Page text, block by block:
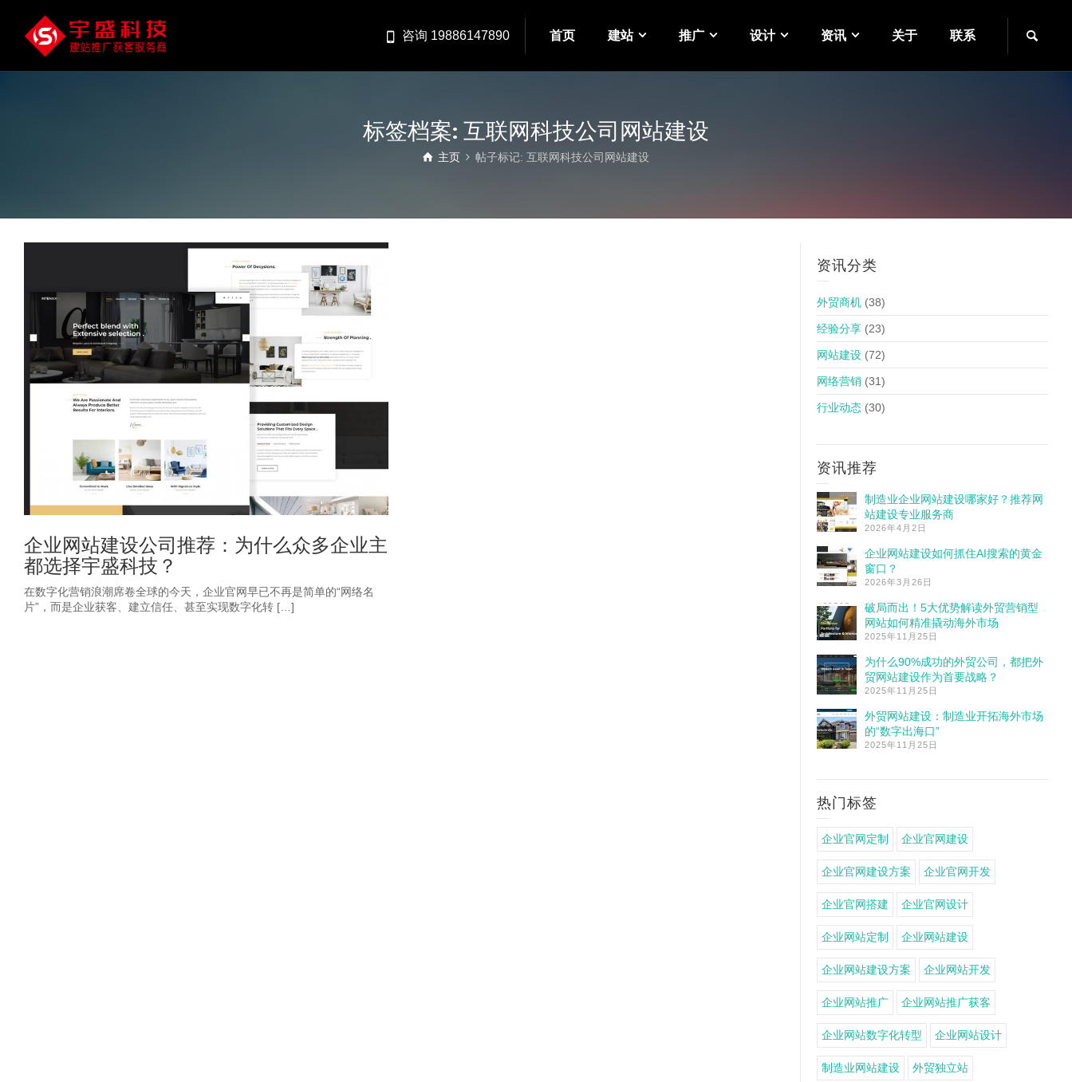
咨询 19886147890 首页 建站 推广 设计 资讯 关于 联系
标签档案: 互联网科技公司网站建设
主页 帖子标记: 互联网科技公司网站建设
企业网站建设公司推荐：为什么众多企业主
都选择宇盛科技？
在数字化营销浪潮席卷全球的今天，企业官网早已不再是简单的“网络名
片”，而是企业获客、建立信任、甚至实现数字化转 […]
资讯分类
外贸商机 (38)
经验分享 (23)
网站建设 (72)
网络营销 (31)
行业动态 (30)
资讯推荐
制造业企业网站建设哪家好？推荐网
站建设专业服务商
2026年4月2日
企业网站建设如何抓住AI搜索的黄金
窗口？
2026年3月26日
破局而出！5大优势解读外贸营销型
网站如何精准撬动海外市场
2025年11月25日
为什么90%成功的外贸公司，都把外
贸网站建设作为首要战略？
2025年11月25日
外贸网站建设：制造业开拓海外市场
的“数字出海口”
2025年11月25日
热门标签
企业官网定制 企业官网建设
企业官网建设方案 企业官网开发
企业官网搭建 企业官网设计
企业网站定制 企业网站建设
企业网站建设方案 企业网站开发
企业网站推广 企业网站推广获客
企业网站数字化转型 企业网站设计
制造业网站建设 外贸独立站